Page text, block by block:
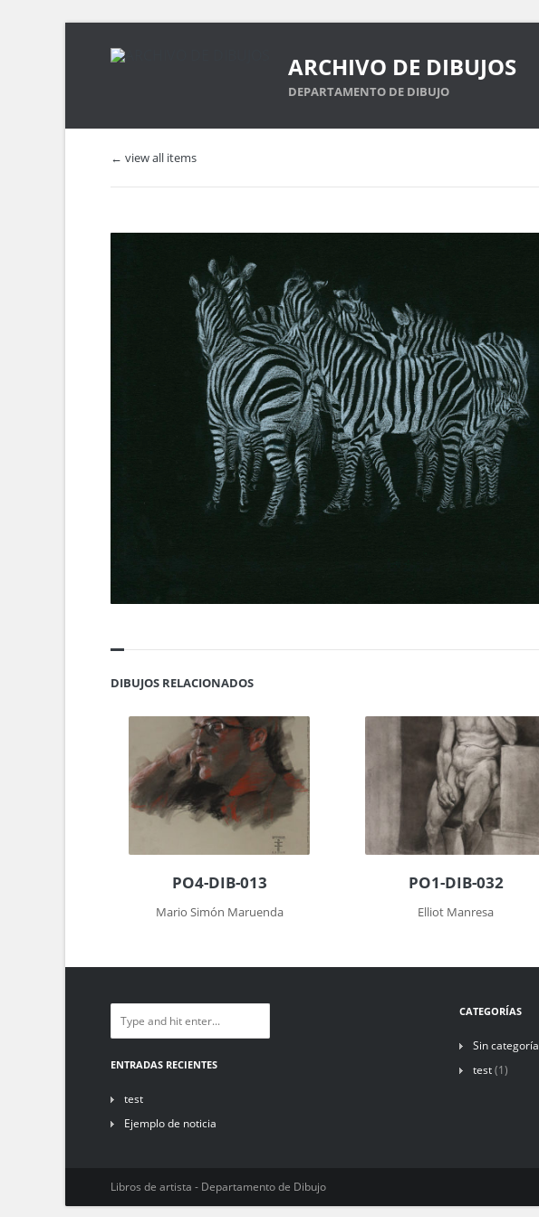
ARCHIVO DE DIBUJOS
DEPARTAMENTO DE DIBUJO
← view all items
DIBUJOS RELACIONADOS
PO4-DIB-013
Mario Simón Maruenda
PO1-DIB-032
Elliot Manresa
ENTRADAS RECIENTES
test
Ejemplo de noticia
CATEGORÍAS
Sin categoría
test(1)
Libros de artista - Departamento de Dibujo